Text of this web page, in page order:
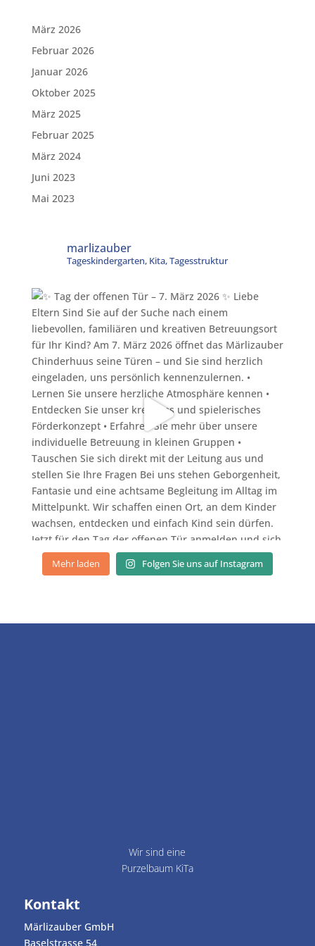
März 2026
Februar 2026
Januar 2026
Oktober 2025
März 2025
Februar 2025
März 2024
Juni 2023
Mai 2023
marlizauber
Tageskindergarten, Kita, Tagesstruktur
Mehr laden Folgen Sie uns auf Instagram
Wir sind eine
Purzelbaum KiTa
Kontakt
Märlizauber GmbH
Baselstrasse 54